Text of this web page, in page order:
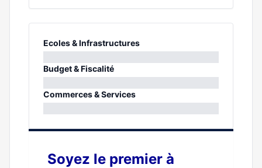
Ecoles & Infrastructures
0%
Budget & Fiscalité
0%
Commerces & Services
Soyez le premier à